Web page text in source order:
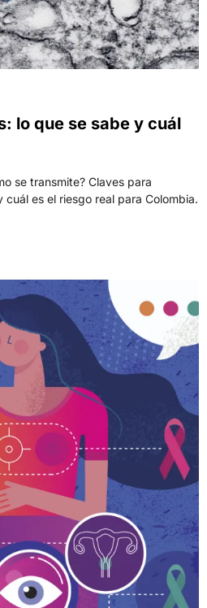
lo que se sabe y cuál
se transmite? Claves para
es el riesgo real para Colombia.